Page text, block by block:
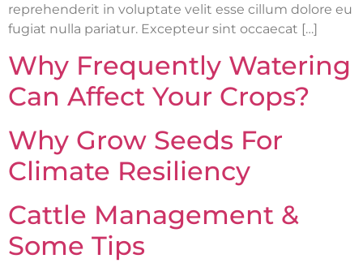
reprehenderit in voluptate velit esse cillum dolore eu
fugiat nulla pariatur. Excepteur sint occaecat […]
Why Frequently Watering
Can Affect Your Crops?
Why Grow Seeds For
Climate Resiliency
Cattle Management &
Some Tips